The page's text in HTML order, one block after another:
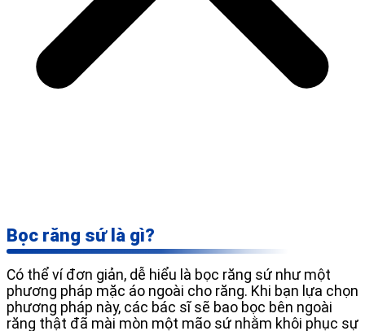
Bọc răng sứ là gì?
Có thể ví đơn giản, dễ hiểu là bọc răng sứ như một
phương pháp mặc áo ngoài cho răng. Khi bạn lựa chọn
phương pháp này, các bác sĩ sẽ bao bọc bên ngoài
răng thật đã mài mòn một mão sứ nhằm khôi phục sự